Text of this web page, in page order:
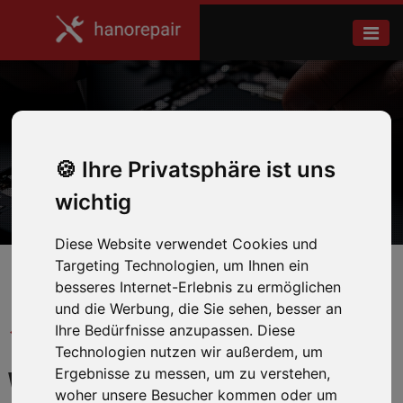
Ihre Privatsphäre ist uns
wichtig
Diese Website verwendet Cookies und
Targeting Technologien, um Ihnen ein
besseres Internet-Erlebnis zu ermöglichen
und die Werbung, die Sie sehen, besser an
Ihre Bedürfnisse anzupassen. Diese
Technologien nutzen wir außerdem, um
Ergebnisse zu messen, um zu verstehen,
woher unsere Besucher kommen oder um
Home Samsung
← Zurück zum Hersteller
WIR REPARIEREN IHR